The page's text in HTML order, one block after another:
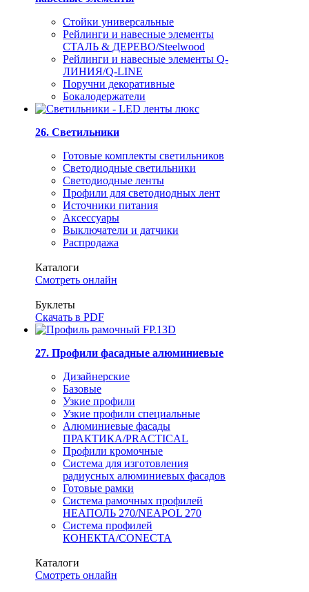
Стойки универсальные
Рейлинги и навесные элементы
СТАЛЬ & ДЕРЕВО/Steelwood
Рейлинги и навесные элементы Q-
ЛИНИЯ/Q-LINE
Поручни декоративные
Бокалодержатели
26. Светильники
Готовые комплекты светильников
Светодиодные светильники
Светодиодные ленты
Профили для светодиодных лент
Источники питания
Аксессуары
Выключатели и датчики
Распродажа
Каталоги
Смотреть онлайн
Буклеты
Скачать в PDF
27. Профили фасадные алюминиевые
Дизайнерские
Базовые
Узкие профили
Узкие профили специальные
Алюминиевые фасады
ПРАКТИКА/PRACTICAL
Профили кромочные
Система для изготовления
радиусных алюминиевых фасадов
Готовые рамки
Система рамочных профилей
НЕАПОЛЬ 270/NEAPOL 270
Система профилей
КОНЕКТА/CONECTA
Каталоги
Смотреть онлайн